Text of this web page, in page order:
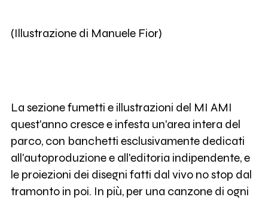
(Illustrazione di Manuele Fior)
La sezione fumetti e illustrazioni del MI AMI
quest'anno cresce e infesta un'area intera del
parco, con banchetti esclusivamente dedicati
all'autoproduzione e all'editoria indipendente, e
le proiezioni dei disegni fatti dal vivo no stop dal
tramonto in poi. In più, per una canzone di ogni